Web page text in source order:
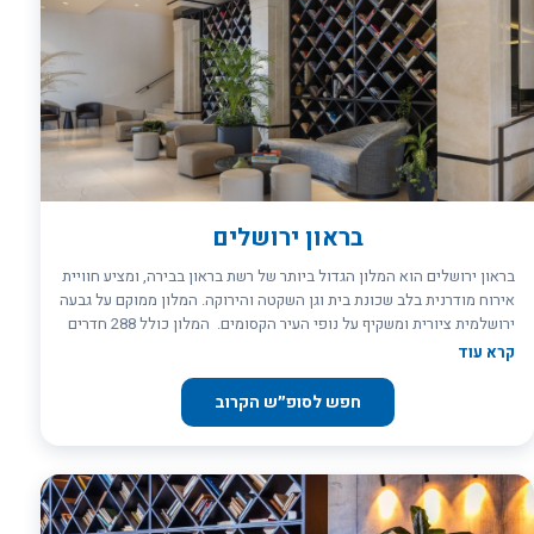
בראון ירושלים
בראון ירושלים הוא המלון הגדול ביותר של רשת בראון בבירה, ומציע חוויית
אירוח מודרנית בלב שכונת בית וגן השקטה והירוקה. המלון ממוקם על גבעה
ירושלמית ציורית ומשקיף על נופי העיר הקסומים. המלון כולל 288 חדרים
מרווחים ומעוצבים בקווים נקיים ומודרניים, עם נגיעות חמימות המחברות
נוחות ותחושת בית – לחופשה זוגית, משפחתית או נסיעת עסקים. המיקום
האסטרטגי במערב העיר מאפשר גישה נוחה למגוון אתרים מרכזיים: מוזיאון
אירועים וימי עיון בירושלים.
קרא עוד
חפש לסופ״ש הקרוב